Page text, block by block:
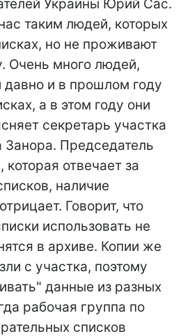
Украины Юрий Сас.
таким людей, которых
но не проживают
Очень много людей,
давно и в прошлом году
а в этом году они
секретарь участка
Председатель
отвечает за
наличие
Говорит, что
использовать не
в архиве. Копии же
с участка, поэтому
данные из разных
рабочая группа по
списков